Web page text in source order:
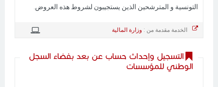
التونسية و المترشحين الذين يستجيبون لشروط هذه العروض.
الخدمة مقدمة من : وزارة المالية
التسجيل وإحداث حساب عن بعد بفضاء السجل
الوطني للمؤسسات